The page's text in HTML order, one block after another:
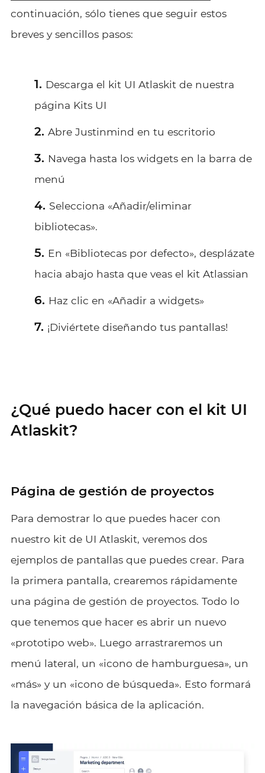
continuación, sólo tienes que seguir estos
breves y sencillos pasos:
Descarga el kit UI Atlaskit de nuestra
página Kits UI
Abre Justinmind en tu escritorio
Navega hasta los widgets en la barra de
menú
Selecciona «Añadir/eliminar
bibliotecas».
En «Bibliotecas por defecto», desplázate
hacia abajo hasta que veas el kit Atlassian
Haz clic en «Añadir a widgets»
¡Diviértete diseñando tus pantallas!
¿Qué puedo hacer con el kit UI
Atlaskit?
Página de gestión de proyectos
Para demostrar lo que puedes hacer con
nuestro kit de UI Atlaskit, veremos dos
ejemplos de pantallas que puedes crear. Para
la primera pantalla, crearemos rápidamente
una página de gestión de proyectos. Todo lo
que tenemos que hacer es abrir un nuevo
«prototipo web». Luego arrastraremos un
menú lateral, un «icono de hamburguesa», un
«más» y un «icono de búsqueda». Esto formará
la navegación básica de la aplicación.